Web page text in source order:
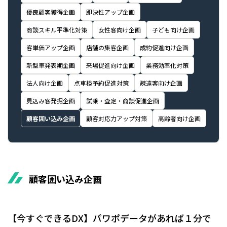
優良顧客獲得企画 即決性アップ企画
商談スキル平準化対策 女性客向け企画 子ども向け企画
客単価アップ企画 店舗の集客企画 成約促進向け企画
新型車発表期企画 来場促進向け企画 業務効率化対策
法人向け企画 点車検予約促進対策 疎遠客向け企画
見込み客発掘企画 試乗・査定・商談促進企画
顧客囲い込み企画 顧客対応力アップ対策 高齢者向け企画
顧客囲い込み企画
【今すぐできるDX】パワポデータがあれば１分で